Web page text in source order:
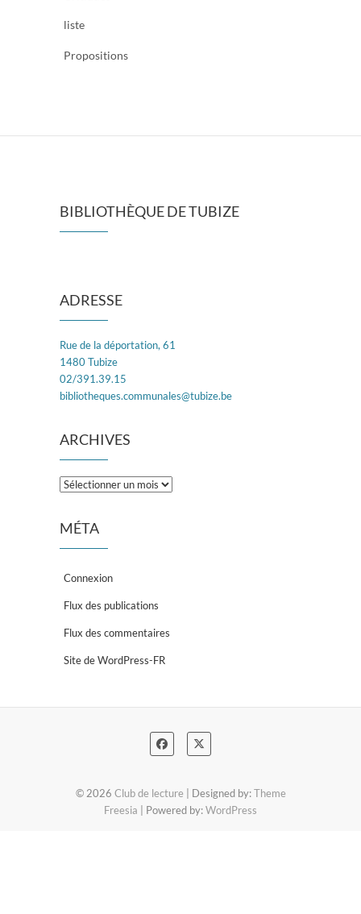
liste
Propositions
BIBLIOTHÈQUE DE TUBIZE
ADRESSE
Rue de la déportation, 61
1480 Tubize
02/391.39.15
bibliotheques.communales@tubize.be
ARCHIVES
Archives
MÉTA
Connexion
Flux des publications
Flux des commentaires
Site de WordPress-FR
© 2026 Club de lecture | Designed by:Theme
Freesia | Powered by:WordPress